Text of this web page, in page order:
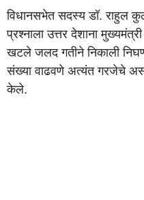
विधानसभेत सदस्य डॉ. राहुल
प्रश्नाला उत्तर देशाना
खटले जलद गतीने निकाली
संख्या वाढवणे अत्यंत गरजेचे
केले.